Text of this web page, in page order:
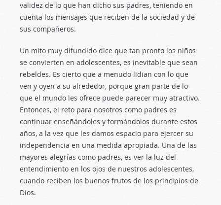
validez de lo que han dicho sus padres, teniendo en
cuenta los mensajes que reciben de la sociedad y de
sus compañeros.
Un mito muy difundido dice que tan pronto los niños
se convierten en adolescentes, es inevitable que sean
rebeldes. Es cierto que a menudo lidian con lo que
ven y oyen a su alrededor, porque gran parte de lo
que el mundo les ofrece puede parecer muy atractivo.
Entonces, el reto para nosotros como padres es
continuar enseñándoles y formándolos durante estos
años, a la vez que les damos espacio para ejercer su
independencia en una medida apropiada. Una de las
mayores alegrías como padres, es ver la luz del
entendimiento en los ojos de nuestros adolescentes,
cuando reciben los buenos frutos de los principios de
Dios.